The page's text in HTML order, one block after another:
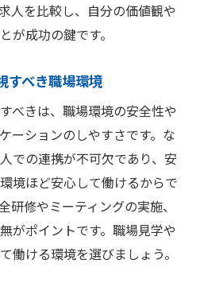
人を比較し、自分の価値観や
が成功の鍵です。
すべき職場環境
べきは、職場環境の安全性や
ーションのしやすさです。な
での連携が不可欠であり、安
境ほど安心して働けるからで
研修やミーティングの実施、
がポイントです。職場見学や
働ける環境を選びましょう。